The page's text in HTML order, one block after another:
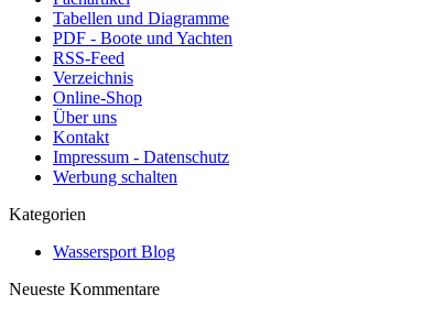
Tabellen und Diagramme
PDF - Boote und Yachten
RSS-Feed
Verzeichnis
Online-Shop
Über uns
Kontakt
Impressum - Datenschutz
Werbung schalten
Kategorien
Wassersport Blog
Neueste Kommentare